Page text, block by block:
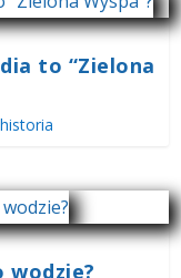
to “Zielona
historia
wodzie?